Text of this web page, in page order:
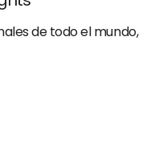
de todo el mundo,